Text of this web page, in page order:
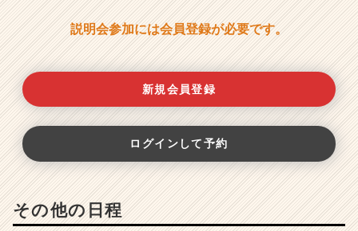
説明会参加には会員登録が必要です。
新規会員登録
ログインして予約
その他の日程